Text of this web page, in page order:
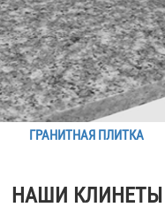
ГРАНИТНАЯ ПЛИТКА
НАШИ КЛИНЕТЫ